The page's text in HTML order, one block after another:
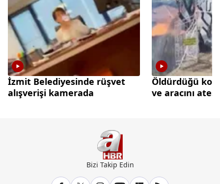
İzmit Belediyesinde rüşvet
alışverişi kamerada
Öldürdüğü
ve aracını
Bizi Takip Edin